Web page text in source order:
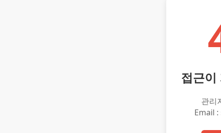
접근이
관리
Email